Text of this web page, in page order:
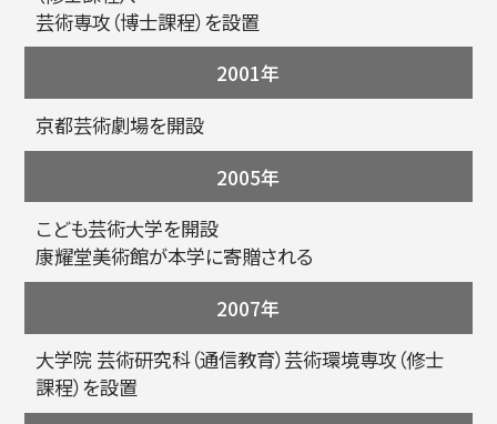
藝術学舎（公開講座）
芸術専攻（博士課程）を設置
2001年
京都芸術劇場を開設
2005年
こども芸術大学を開設
康耀堂美術館が本学に寄贈される
2007年
大学院 芸術研究科（通信教育）芸術環境専攻（修士
課程）を設置